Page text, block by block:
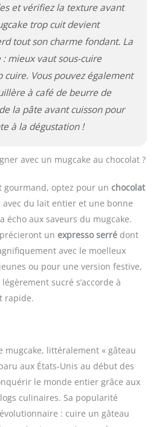
et vérifiez la texture avant
trop cuit devient
tout son charme fondant. La
:mieux vaut sous-cuire
cuire. Vous pouvez également
à café de beurre de
la pâte avant cuisson pour
à la dégustation !
avec un mugcake au chocolat ?
gourmand, optez pour un chocolat
du lait entier et une bonne
écho aux saveurs du mugcake.
un expresso serré dont
avec le moelleux
ou pour une version festive,
légèrement sucré s’accorde à
rapide.
mugcake, littéralement « gâteau
aux États-Unis au début des
le monde entier grâce aux
culinaires. Sa popularité
: cuire un gâteau